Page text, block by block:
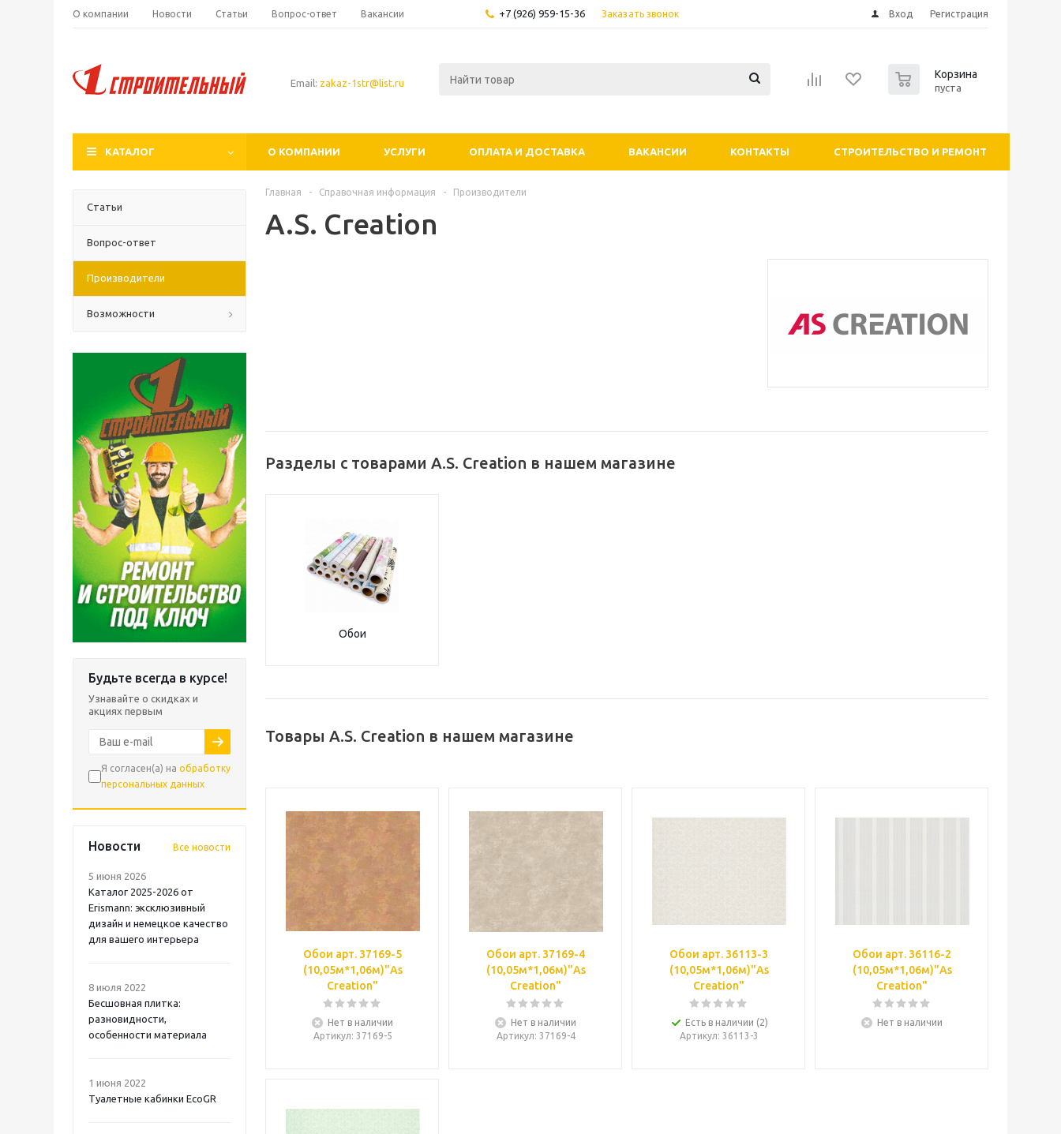
О компании Новости Статьи Вопрос-ответ Вакансии +7 (926) 959-15-36 Заказать звонок Вход Регистрация
Email: zakaz-1str@list.ru
Корзина
пуста
КАТАЛОГ О КОМПАНИИ УСЛУГИ ОПЛАТА И ДОСТАВКА ВАКАНСИИ КОНТАКТЫ СТРОИТЕЛЬСТВО И РЕМОНТ
Статьи
Вопрос-ответ
Производители
Возможности
Будьте всегда в курсе!
Узнавайте о скидках и
акциях первым
Я согласен(а) на обработку
персональных данных
Новости Все новости
5 июня 2026
Каталог 2025-2026 от
Erismann: эксклюзивный
дизайн и немецкое качество
для вашего интерьера
8 июля 2022
Бесшовная плитка:
разновидности,
особенности материала
1 июня 2022
Туалетные кабинки EcoGR
Главная - Справочная информация - Производители
A.S. Creation
Разделы с товарами A.S. Creation в нашем магазине
Обои
Товары A.S. Creation в нашем магазине
Обои арт. 37169-5
(10,05м*1,06м)"As
Creation"
Нет в наличии
Артикул: 37169-5
Обои арт. 37169-4
(10,05м*1,06м)"As
Creation"
Нет в наличии
Артикул: 37169-4
Обои арт. 36113-3
(10,05м*1,06м)"As
Creation"
Есть в наличии (2)
Артикул: 36113-3
Обои арт. 36116-2
(10,05м*1,06м)"As
Creation"
Нет в наличии